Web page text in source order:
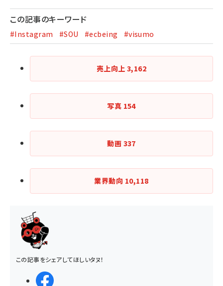
この記事のキーワード
#Instagram #SOU #ecbeing #visumo
売上向上 3,162
写真 154
動画 337
業界動向 10,118
この記事をシェアしてほしいタヌ！